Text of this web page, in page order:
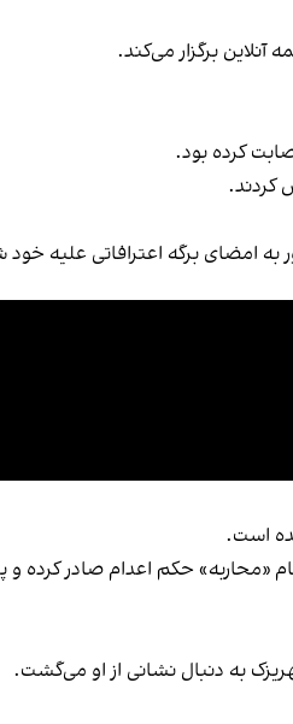
کردند.
امضای برگه اعترافاتی علیه
است.
به اتهام «محاربه» حکم اعدام صادر کرده
به دنبال نشانی از او می‌گشت.